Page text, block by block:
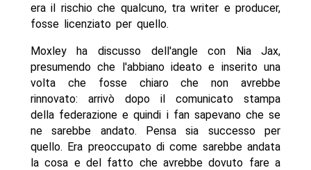
era il rischio che qualcuno, tra writer e producer,
fosse licenziato per quello.
Moxley ha discusso dell'angle con Nia Jax,
presumendo che l'abbiano ideato e inserito una
volta che fosse chiaro che non avrebbe
rinnovato: arrivò dopo il comunicato stampa
della federazione e quindi i fan sapevano che se
ne sarebbe andato. Pensa sia successo per
quello. Era preoccupato di come sarebbe andata
la cosa e del fatto che avrebbe dovuto fare a